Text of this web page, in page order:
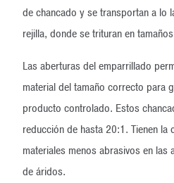
de chancado y se transportan a lo
rejilla, donde se trituran en
Las aberturas del emparrillado
material del tamaño correcto para
producto controlado. Estos
reducción de hasta 20:1. Tienen la
materiales menos abrasivos en las
de áridos.